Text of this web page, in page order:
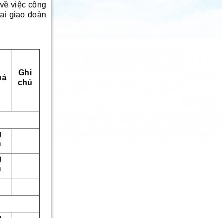
việc công
giao đoàn
Ghi
chú